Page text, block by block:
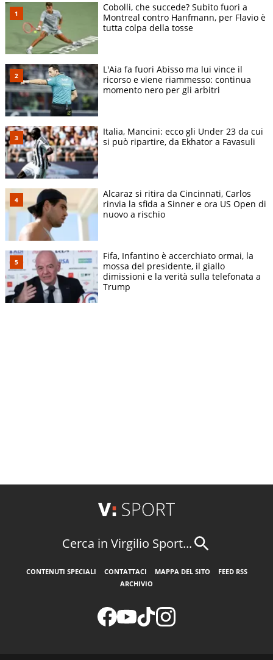
Cobolli, che succede? Subito fuori a
Montreal contro Hanfmann, per Flavio è
tutta colpa della tosse
L'Aia fa fuori Abisso ma lui vince il
ricorso e viene riammesso: continua
momento nero per gli arbitri
Italia, Mancini: ecco gli Under 23 da cui
si può ripartire, da Ekhator a Favasuli
Alcaraz si ritira da Cincinnati, Carlos
rinvia la sfida a Sinner e ora US Open di
nuovo a rischio
Fifa, Infantino è accerchiato ormai, la
mossa del presidente, il giallo
dimissioni e la verità sulla telefonata a
Trump
Cerca in Virgilio Sport...
CONTENUTI SPECIALI CONTATTACI MAPPA DEL SITO
FEED RSS
ARCHIVIO